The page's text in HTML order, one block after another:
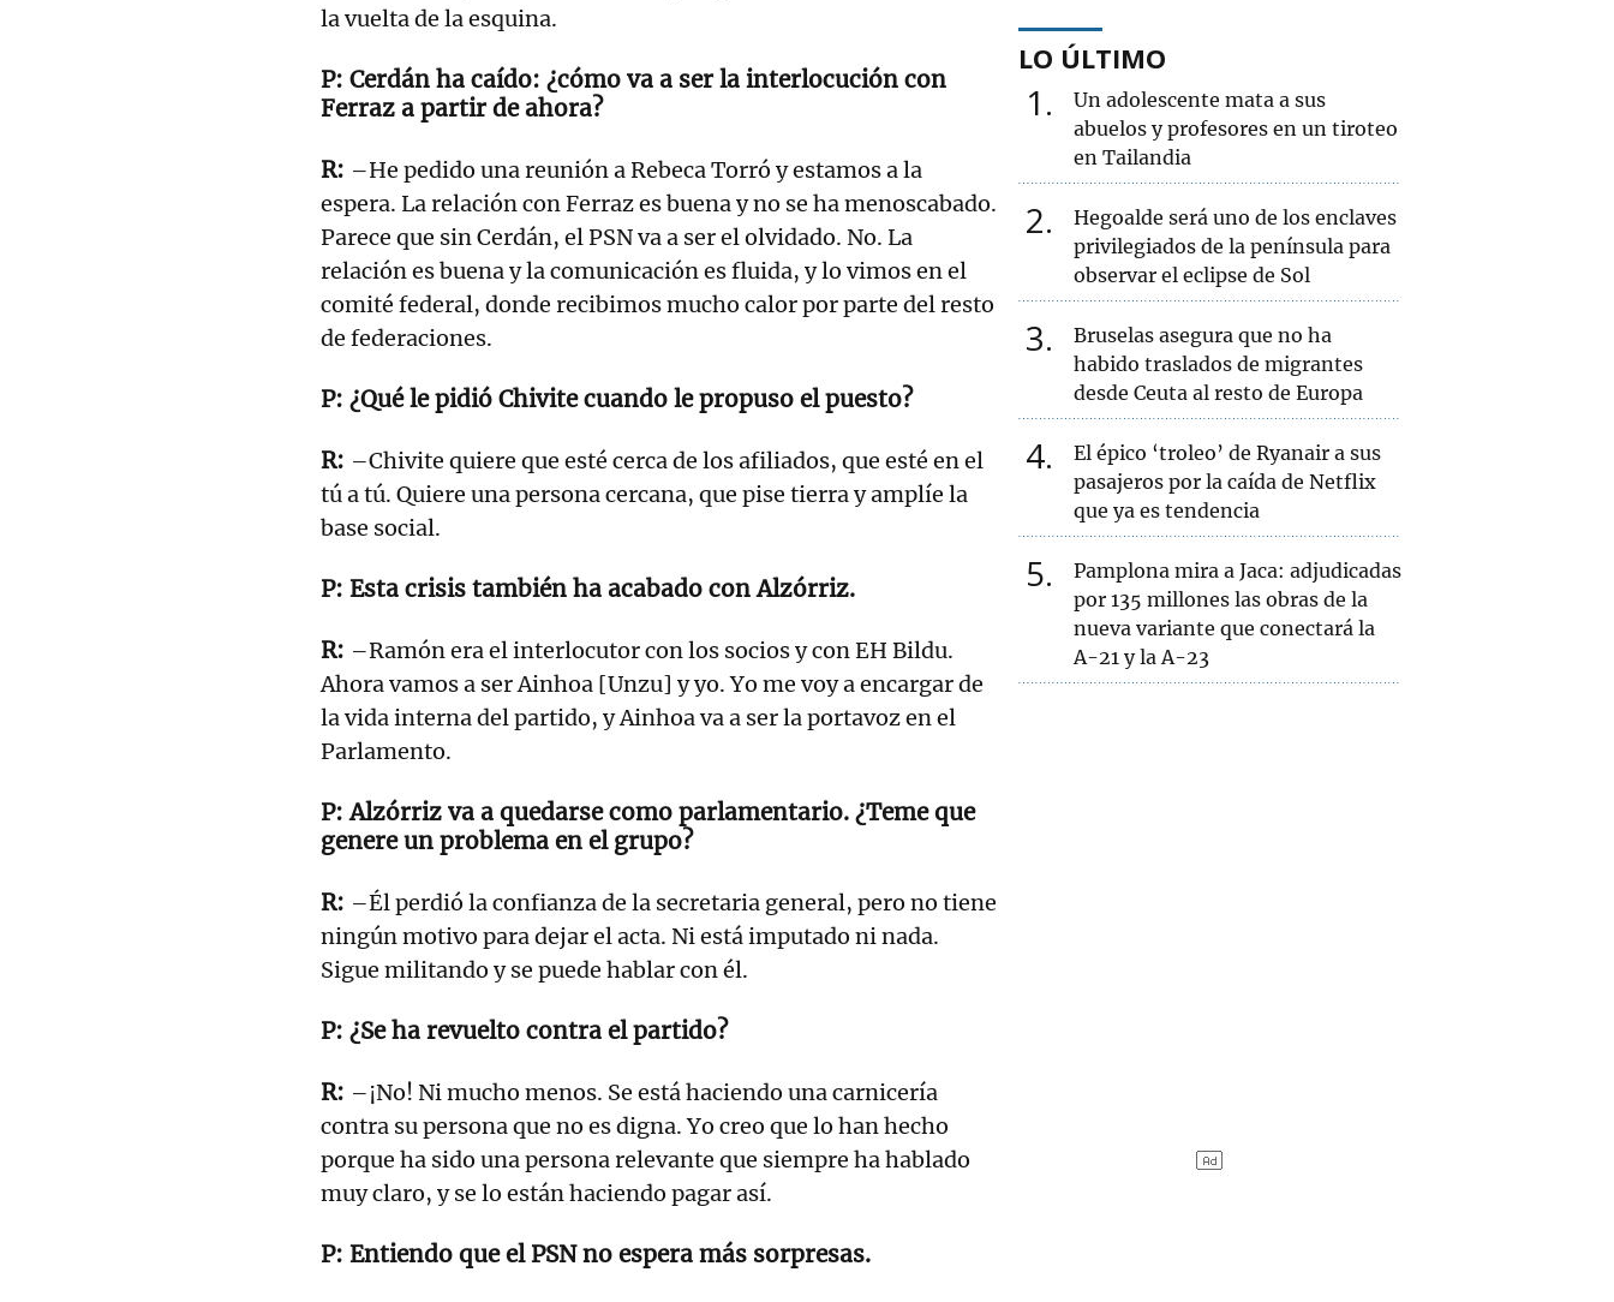
la vuelta de la esquina.
Cerdán ha caído: ¿cómo va a ser la interlocución con
Ferraz a partir de ahora?
–He pedido una reunión a Rebeca Torró y estamos a la
espera. La relación con Ferraz es buena y no se ha menoscabado.
Parece que sin Cerdán, el PSN va a ser el olvidado. No. La
relación es buena y la comunicación es fluida, y lo vimos en el
comité federal, donde recibimos mucho calor por parte del resto
de federaciones.
¿Qué le pidió Chivite cuando le propuso el puesto?
–Chivite quiere que esté cerca de los afiliados, que esté en el
tú a tú. Quiere una persona cercana, que pise tierra y amplíe la
base social.
Esta crisis también ha acabado con Alzórriz.
–Ramón era el interlocutor con los socios y con EH Bildu.
Ahora vamos a ser Ainhoa [Unzu] y yo. Yo me voy a encargar de
la vida interna del partido, y Ainhoa va a ser la portavoz en el
Parlamento.
Alzórriz va a quedarse como parlamentario. ¿Teme que
genere un problema en el grupo?
–Él perdió la confianza de la secretaria general, pero no tiene
ningún motivo para dejar el acta. Ni está imputado ni nada.
Sigue militando y se puede hablar con él.
¿Se ha revuelto contra el partido?
–¡No! Ni mucho menos. Se está haciendo una carnicería
contra su persona que no es digna. Yo creo que lo han hecho
porque ha sido una persona relevante que siempre ha hablado
muy claro, y se lo están haciendo pagar así.
Entiendo que el PSN no espera más sorpresas.
LO ÚLTIMO
1
Un adolescente mata a sus
abuelos y profesores en un tiroteo
en Tailandia
2
Hegoalde será uno de los enclaves
privilegiados de la península para
observar el eclipse de Sol
3
Bruselas asegura que no ha
habido traslados de migrantes
desde Ceuta al resto de Europa
4
El épico ‘troleo’ de Ryanair a sus
pasajeros por la caída de Netflix
que ya es tendencia
5
Pamplona mira a Jaca: adjudicadas
por 135 millones las obras de la
nueva variante que conectará la
A-21 y la A-23